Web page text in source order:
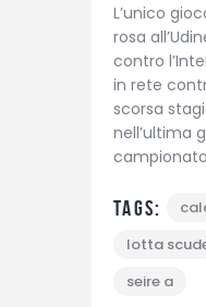
L’unico
rosa
contro
in rete
scorsa
nell’ultima
Tags:
lotta
seire a